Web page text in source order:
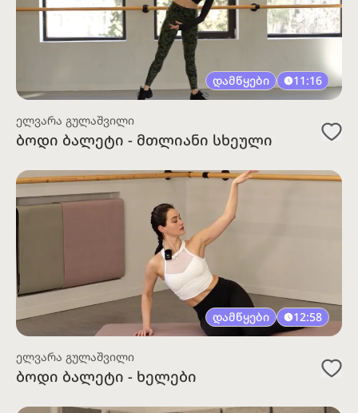
დამწყები 11:16
ელვარა გულაშვილი
ბოდი ბალეტი - მთლიანი სხეული
დამწყები 12:58
ელვარა გულაშვილი
ბოდი ბალეტი - ხელები